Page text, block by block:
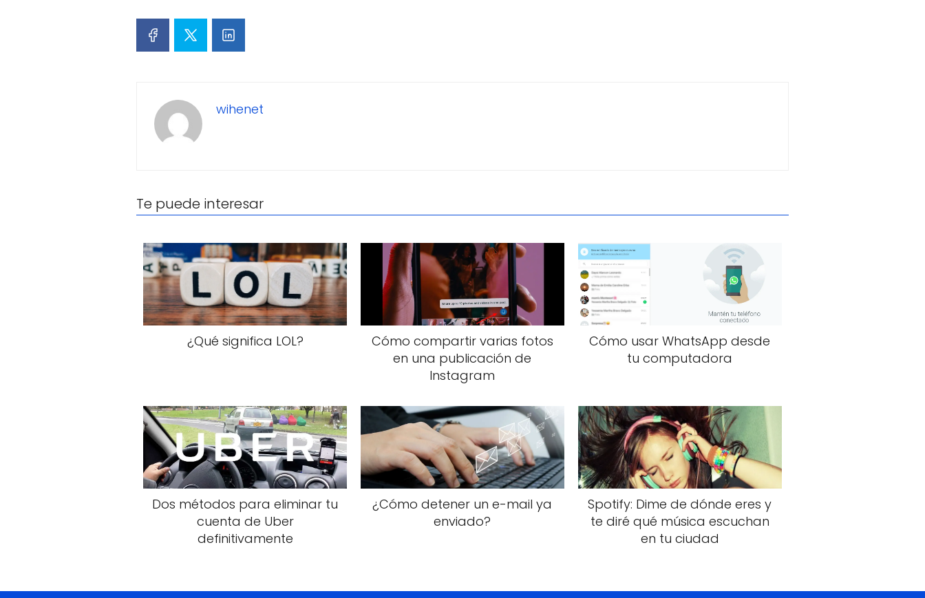
wihenet
Te puede interesar
¿Qué significa LOL?
Cómo compartir varias fotos
en una publicación de
Instagram
Cómo usar WhatsApp desde
tu computadora
Dos métodos para eliminar tu
cuenta de Uber
definitivamente
¿Cómo detener un e-mail ya
enviado?
Spotify: Dime de dónde eres y
te diré qué música escuchan
en tu ciudad